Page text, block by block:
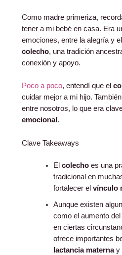
Como madre primeriza,
tener a mi bebé en casa. Era
emociones, entre la alegría y
colecho, una tradición
conexión y apoyo.
Poco a poco, entendí que el
cuidar mejor a mi hijo.
entre nosotros, lo que era
emocional .
Clave Takeaways
El colechoes una
tradicional en
fortalecer el vínculo
Aunque existen
como el aumento
en ciertas
ofrece importantes
lactancia maternay